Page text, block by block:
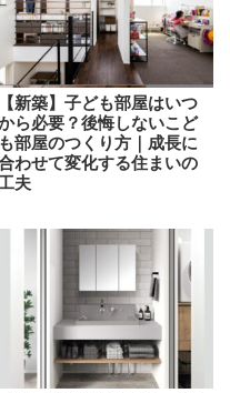
【新築】子ども部屋はいつ
ら必要？後悔しないこど
も部屋のつくり方｜成長に
わせて変化する住まいの
夫